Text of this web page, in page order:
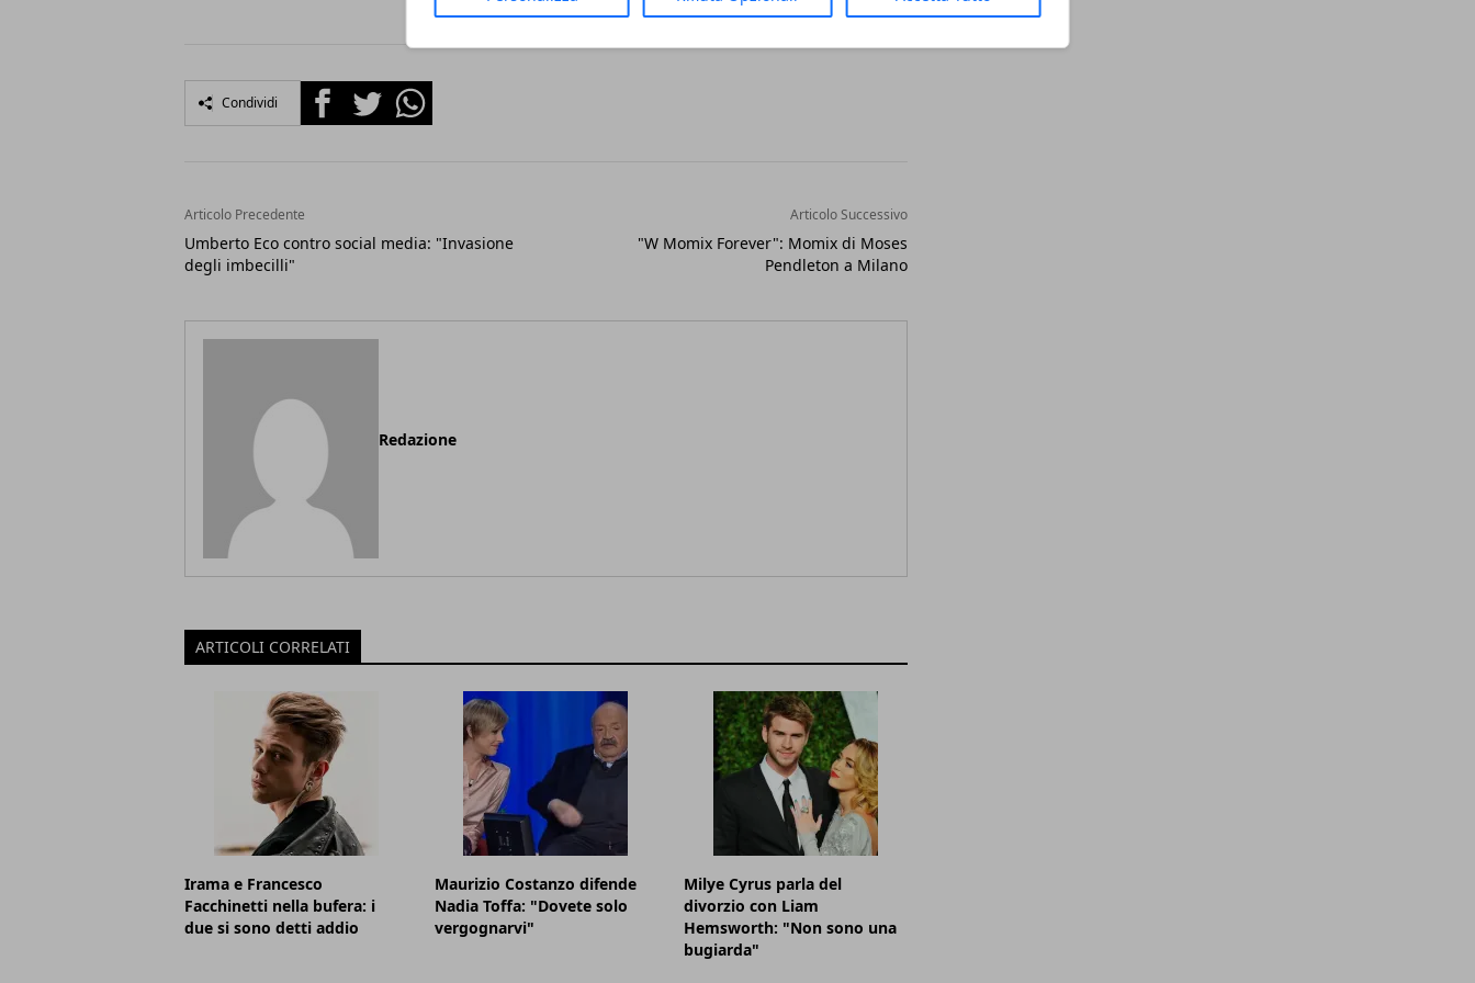
Condividi FacebookTwitterWhatsapp
Articolo Precedente
Umberto Eco contro social media: "Invasione
degli imbecilli"
Articolo Successivo
"W Momix Forever": Momix di Moses
Pendleton a Milano
Redazione
ARTICOLI CORRELATI
Irama e Francesco
Facchinetti nella bufera: i
due si sono detti addio
Maurizio Costanzo difende
Nadia Toffa: "Dovete solo
vergognarvi"
Milye Cyrus parla del
divorzio con Liam
Hemsworth: "Non sono una
bugiarda"